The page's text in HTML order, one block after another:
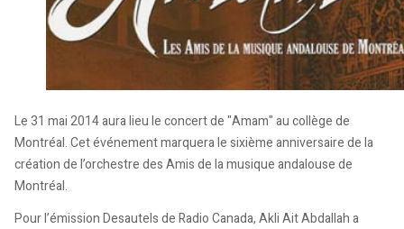
Le 31 mai 2014 aura lieu le concert de "Amam" au collège de
Montréal. Cet événement marquera le sixième anniversaire de la
création de l’orchestre des Amis de la musique andalouse de
Montréal.
Pour l’émission Desautels de Radio Canada, Akli Ait Abdallah a